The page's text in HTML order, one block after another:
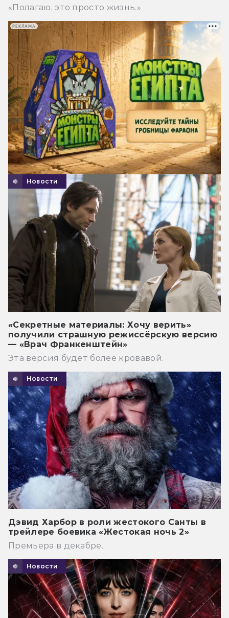
«Полагаю, это просто жизнь.»
Новости
«Секретные материалы: Хочу верить»
получили страшную режиссёрскую версию
— «Врач Франкенштейн»
Эта версия будет более кровавой.
Новости
Дэвид Харбор в роли жестокого Санты в
трейлере боевика «Жестокая ночь 2»
Премьера в декабре.
Новости
РЕКЛАМА